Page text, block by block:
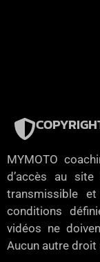
MYMOTO
d’accès au
transmissible
conditions
vidéos ne
Aucun autre droit